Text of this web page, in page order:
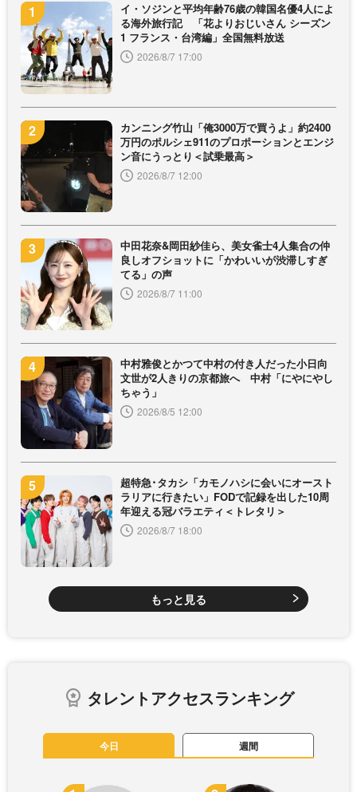
イ・ソジンと平均年齢76歳の韓国名優4人によ
る海外旅行記 「花よりおじいさん シーズン
1 フランス・台湾編」全国無料放送
2026/8/7 17:00
カンニング竹山「俺3000万で買うよ」約2400
万円のポルシェ911のプロポーションとエンジ
ン音にうっとり＜試乗最高＞
2026/8/7 12:00
中田花奈&岡田紗佳ら、美女雀士4人集合の仲
良しオフショットに「かわいいが渋滞しすぎ
てる」の声
2026/8/7 11:00
中村雅俊とかつて中村の付き人だった小日向
文世が2人きりの京都旅へ 中村「にやにやし
ちゃう」
2026/8/5 12:00
超特急･タカシ「カモノハシに会いにオースト
ラリアに行きたい」FODで記録を出した10周
年迎える冠バラエティ＜トレタリ＞
2026/8/7 18:00
もっと見る
タレントアクセスランキング
今日 週間